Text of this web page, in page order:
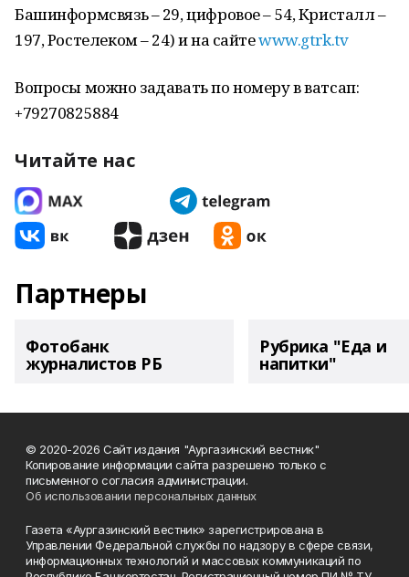
Башинформсвязь – 29, цифровое – 54, Кристалл –
197, Ростелеком – 24) и на сайтеwww.gtrk.tv
Вопросы можно задавать по номеру в ватсап:
+79270825884
Читайте нас
Партнеры
Фотобанк
журналистов РБ
Рубрика "Еда и
напитки"
© 2020-2026 Сайт издания "Аургазинский вестник"
Копирование информации сайта разрешено только с
письменного согласия администрации.
Об использовании персональных данных
Газета «Аургазинский вестник» зарегистрирована в
Управлении Федеральной службы по надзору в сфере связи,
информационных технологий и массовых коммуникаций по